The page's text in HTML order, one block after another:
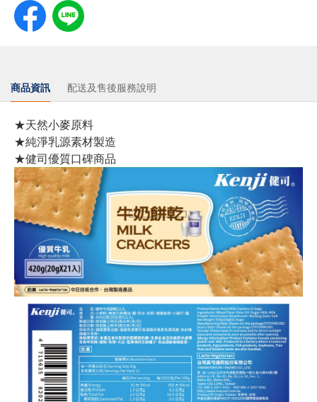
商品資訊 配送及售後服務說明
★天然小麥原料
★純淨乳源素材製造
★健司優質口碑商品